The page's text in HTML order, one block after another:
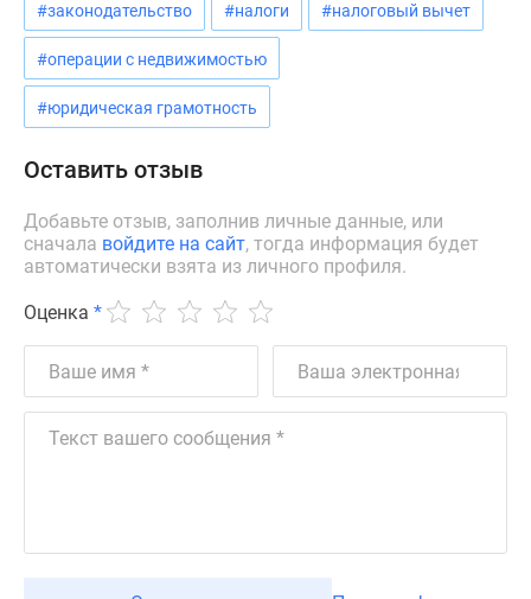
#законодательство #налоги #налоговый вычет
#операции с недвижимостью
#юридическая грамотность
Оставить отзыв
Добавьте отзыв, заполнив личные данные, или
сначала войдите на сайт, тогда информация будет
автоматически взята из личного профиля.
Оценка *